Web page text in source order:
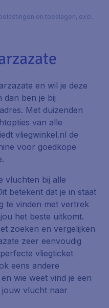
en toeslagen, excl.
en wil je deze
dan ben je bij
Met duizenden
van alle
vliegwinkel.nl de
voor goedkope
vluchten bij alle
betekent dat je in staat
te vinden met vertrek
het beste uitkomt.
zoeken en vergelijken
zeer eenvoudig
vliegticket
eens andere
wie weet vind je een
jouw vlucht naar